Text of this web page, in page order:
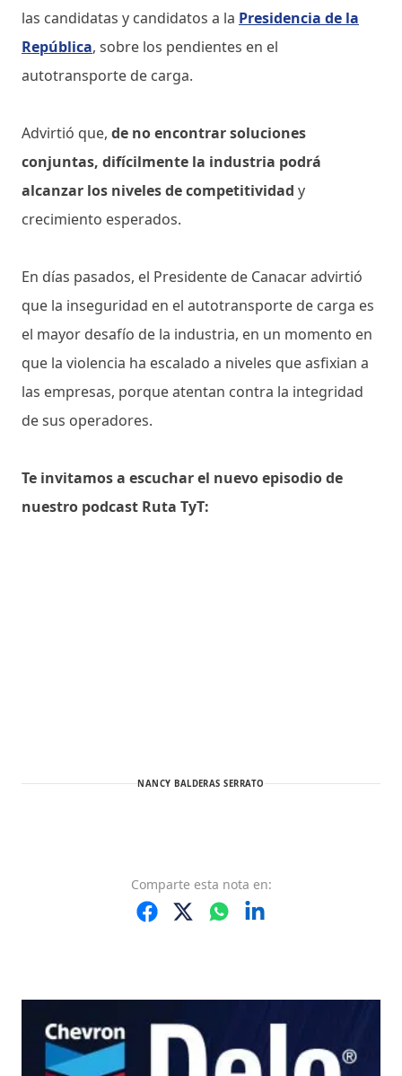
las candidatas y candidatos a la Presidencia de la
República, sobre los pendientes en el
autotransporte de carga.
Advirtió que, de no encontrar soluciones
conjuntas, difícilmente la industria podrá
alcanzar los niveles de competitividad y
crecimiento esperados.
En días pasados, el Presidente de Canacar advirtió
que la inseguridad en el autotransporte de carga es
el mayor desafío de la industria, en un momento en
que la violencia ha escalado a niveles que asfixian a
las empresas, porque atentan contra la integridad
de sus operadores.
Te invitamos a escuchar el nuevo episodio de
nuestro podcast Ruta TyT:
NANCY BALDERAS SERRATO
Comparte esta nota en: